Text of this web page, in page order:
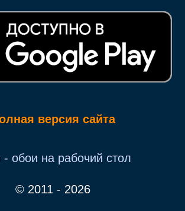
версия сайта
- обои на рабочий стол
© 2011 - 2026